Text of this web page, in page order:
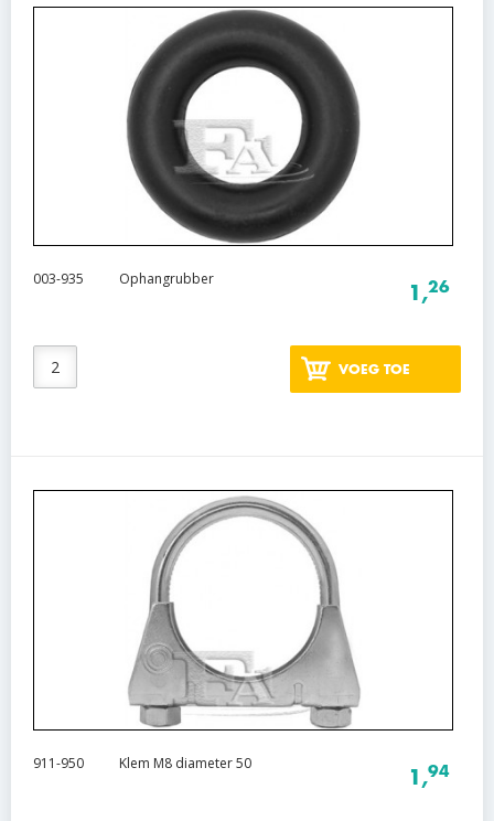
003-935 Ophangrubber
1,26
VOEG TOE
911-950 Klem M8 diameter 50
1,94